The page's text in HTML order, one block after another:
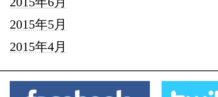
2015年5月
2015年4月